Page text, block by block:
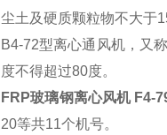
尘土及硬质颗粒物不大于
B4-72型离心通风机，又
度不得超过80度。
FRP玻璃钢离心风机 F4-
20等共11个机号。